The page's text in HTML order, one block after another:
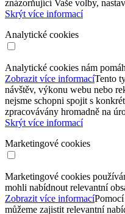
znázorňující Vaše volby,
Skrýt více informací
Analytické cookies
Analytické cookies nám
Zobrazit více informacíTento
návštěv, výkonu webu nebo
nejsme schopni spojit s
zpracovávány hromadně na
Skrýt více informací
Marketingové cookies
Marketingové cookies
mohli nabídnout relevantní
Zobrazit více informací
můžeme zajistit relevantní